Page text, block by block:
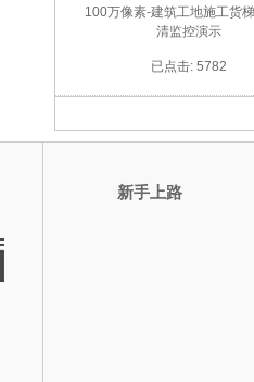
100万像素-建筑工地施工货
清监控演示
已点击: 5782
新手上路